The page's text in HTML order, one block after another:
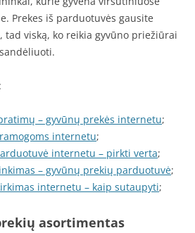
Prekes iš parduotuvės gausite
tad viską, ko reikia gyvūno priežiūrai
– gyvūnų prekės internetu;
internetu;
internetu – pirkti verta;
– gyvūnų prekių parduotuvė;
internetu – kaip sutaupyti;
asortimentas